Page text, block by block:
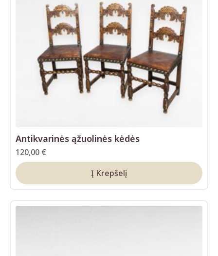
Antikvarinės ąžuolinės kėdės
120,00 €
Į Krepšelį